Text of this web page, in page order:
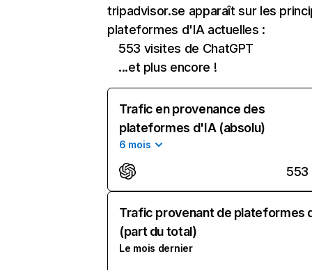
tripadvisor.se apparaît sur les
plateformes d'IA actuelles :
553 visites de ChatGPT
...et plus encore !
Trafic en provenance des
plateformes d'IA (absolu)
6 mois
553
Trafic provenant de plateformes
(part du total)
Le mois dernier